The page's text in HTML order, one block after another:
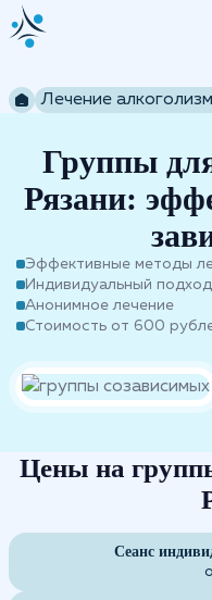
Лечение
Группы
Рязани:
Эффективные методы
Индивидуальный подход
Анонимное лечение
Стоимость от 600
Цены на
Сеанс